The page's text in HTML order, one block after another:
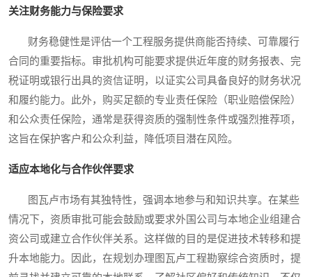
关注财务能力与保险要求
财务稳健性是评估一个工程服务提供商能否持续、可靠履行
合同的重要指标。审批机构可能要求提供近年度的财务报表、完
税证明或银行出具的资信证明，以证实公司具备良好的财务状况
和履约能力。此外，购买足额的专业责任保险（职业赔偿保险）
和公众责任保险，通常是获得资质的强制性条件或强烈推荐项，
这旨在保护客户和公众利益，降低项目潜在风险。
适应本地化与合作伙伴要求
图瓦卢市场有其独特性，强调本地参与和知识共享。在某些
情况下，资质审批可能会鼓励或要求外国公司与本地企业组建合
资公司或建立合作伙伴关系。这样做的目的是促进技术转移和提
升本地能力。因此，在规划办理图瓦卢工程勘察综合资质时，提